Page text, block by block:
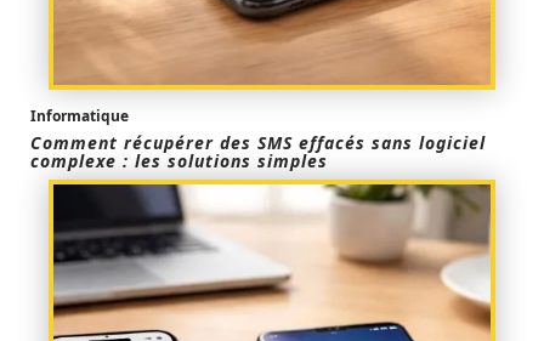
Informatique
Comment récupérer des SMS effacés sans logiciel
complexe : les solutions simples